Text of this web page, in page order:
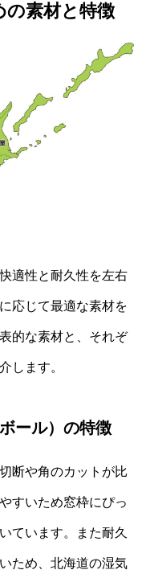
の素材と特徴
適性と耐久性を左右
応じて最適な素材を
的な素材と、それぞ
します。
ール）の特徴
断や角のカットが比
すいため窓枠にぴっ
ています。また耐久
ため、北海道の湿気